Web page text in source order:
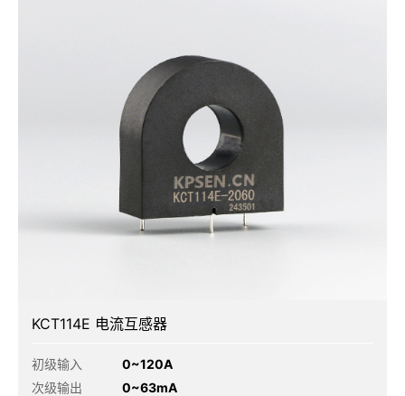
KCT114E 电流互感器
初级输入
0~120A
次级输出
0~63mA